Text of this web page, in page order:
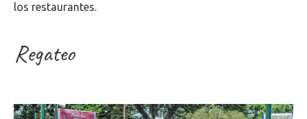
los restaurantes.
Regateo